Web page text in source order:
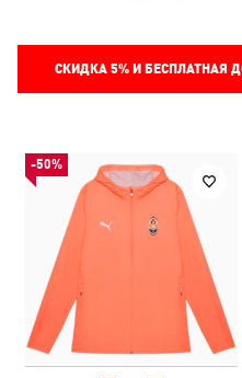
СКИДКА 5%И БЕСПЛАТНАЯ
-50%